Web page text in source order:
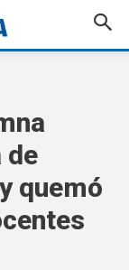
de
quemó